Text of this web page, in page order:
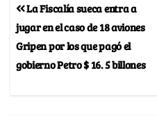
La Fiscalía sueca entra a
jugar en el caso de 18 aviones
Gripen por los que pagó el
gobierno Petro $ 16. 5 billones